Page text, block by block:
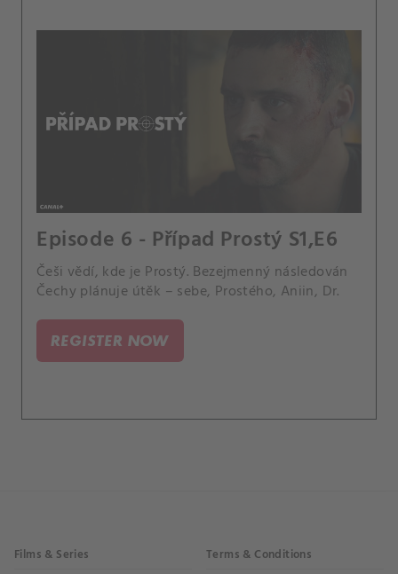
Episode 6 - Případ Prostý S1,E6
Češi vědí, kde je Prostý. Bezejmenný následován
Čechy plánuje útěk – sebe, Prostého, Aniin, Dr.
REGISTER NOW
Films & Series Terms & Conditions